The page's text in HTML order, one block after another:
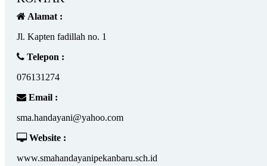
Alamat :
Jl. Kapten fadillah no. 1
Telepon :
076131274
Email :
sma.handayani@yahoo.com
Website :
www.smahandayanipekanbaru.sch.id